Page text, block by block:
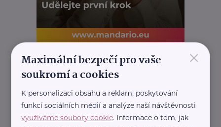
Další články
×
Maximální bezpečí pro vaše
soukromí a cookies
K personalizaci obsahu a reklam, poskytování
funkcí sociálních médií a analýze naší návštěvnosti
využíváme soubory cookie. Informace o tom, jak